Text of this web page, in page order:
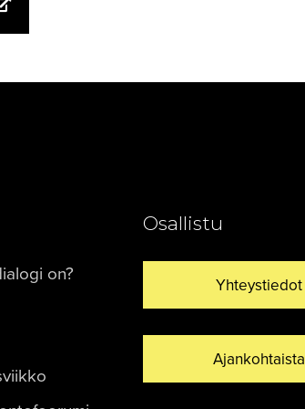
on?
Osallistu
Yhteystiedot
Ajankohtaista